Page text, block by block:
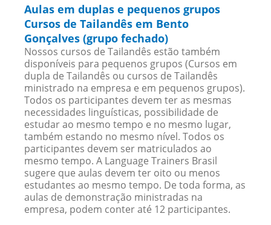
Aulas em duplas e pequenos grupos
Cursos de Tailandês em Bento
Gonçalves (grupo fechado)
Nossos cursos de Tailandês estão também
disponíveis para pequenos grupos (Cursos em
dupla de Tailandês ou cursos de Tailandês
ministrado na empresa e em pequenos grupos).
Todos os participantes devem ter as mesmas
necessidades linguísticas, possibilidade de
estudar ao mesmo tempo e no mesmo lugar,
também estando no mesmo nível. Todos os
participantes devem ser matriculados ao
mesmo tempo. A Language Trainers Brasil
sugere que aulas devem ter oito ou menos
estudantes ao mesmo tempo. De toda forma, as
aulas de demonstração ministradas na
empresa, podem conter até 12 participantes.